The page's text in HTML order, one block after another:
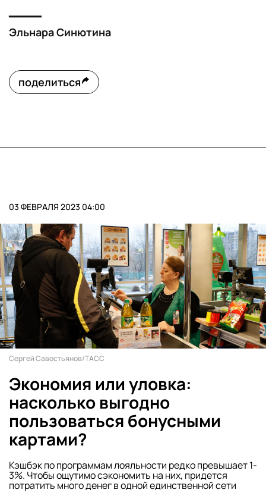
━━━━━
Эльнара Синютина
поделиться
03 ФЕВРАЛЯ 2023 04:00
Сергей Савостьянов/ТАСС
Экономия или уловка:
насколько выгодно
пользоваться бонусными
картами?
Кэшбэк по программам лояльности редко превышает 1-
3%. Чтобы ощутимо сэкономить на них, придется
потратить много денег в одной единственной сети